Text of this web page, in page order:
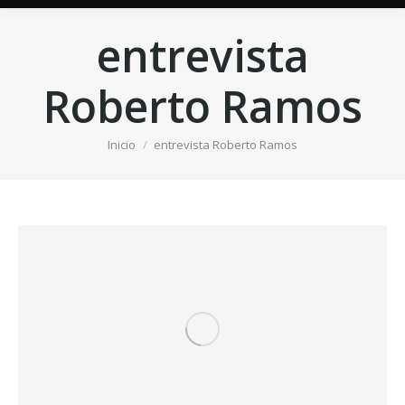
entrevista
Roberto Ramos
Estás aquí:
Inicio entrevista Roberto Ramos